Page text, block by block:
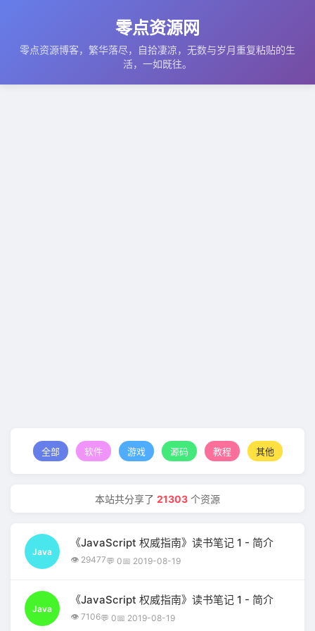
零点资源网
零点资源博客，繁华落尽，自拾凄凉，无数与岁月重复粘贴的生
活，一如既往。
全部 软件 游戏 源码 教程 其他
本站共分享了 21303 个资源
Java
《JavaScript 权威指南》读书笔记 1 - 简介
👁 29477💬 0📅 2019-08-19
Java
《JavaScript 权威指南》读书笔记 1 - 简介
👁 7106💬 0📅 2019-08-19